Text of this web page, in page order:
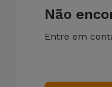
Não
Entre em